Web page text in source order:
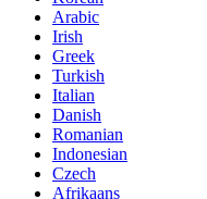
Arabic
Irish
Greek
Turkish
Italian
Danish
Romanian
Indonesian
Czech
Afrikaans